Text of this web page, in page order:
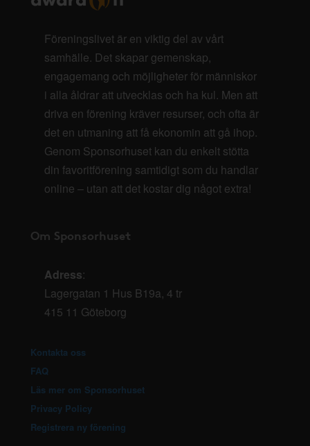
Föreningslivet är en viktig del av vårt
samhälle. Det skapar gemenskap,
engagemang och möjligheter för människor
i alla åldrar att utvecklas och ha kul. Men att
driva en förening kräver resurser, och ofta är
det en utmaning att få ekonomin att gå ihop.
Genom Sponsorhuset kan du enkelt stötta
din favoritförening samtidigt som du handlar
online – utan att det kostar dig något extra!
Om Sponsorhuset
Adress:
Lagergatan 1 Hus B19a, 4 tr
415 11 Göteborg
Kontakta oss
FAQ
Läs mer om Sponsorhuset
Privacy Policy
Registrera ny förening